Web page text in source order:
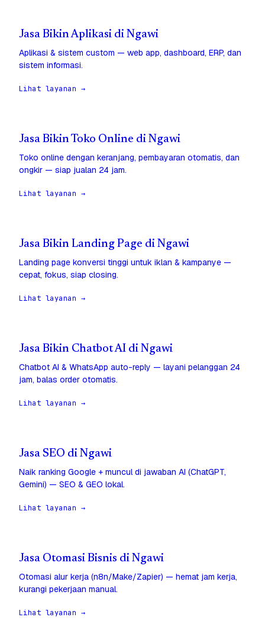
Jasa Bikin Aplikasi di Ngawi
Aplikasi & sistem custom — web app, dashboard, ERP, dan
sistem informasi.
Lihat layanan →
Jasa Bikin Toko Online di Ngawi
Toko online dengan keranjang, pembayaran otomatis, dan
ongkir — siap jualan 24 jam.
Lihat layanan →
Jasa Bikin Landing Page di Ngawi
Landing page konversi tinggi untuk iklan & kampanye —
cepat, fokus, siap closing.
Lihat layanan →
Jasa Bikin Chatbot AI di Ngawi
Chatbot AI & WhatsApp auto-reply — layani pelanggan 24
jam, balas order otomatis.
Lihat layanan →
Jasa SEO di Ngawi
Naik ranking Google + muncul di jawaban AI (ChatGPT,
Gemini) — SEO & GEO lokal.
Lihat layanan →
Jasa Otomasi Bisnis di Ngawi
Otomasi alur kerja (n8n/Make/Zapier) — hemat jam kerja,
kurangi pekerjaan manual.
Lihat layanan →